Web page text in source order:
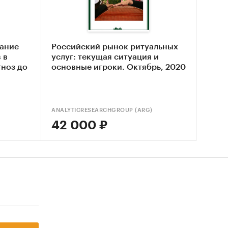
в
в
до
Российский рынок ритуальных
услуг: текущая ситуация и
основные игроки. Октябрь, 2020
ANALYTICRESEARCHGROUP (ARG)
42 000 ₽